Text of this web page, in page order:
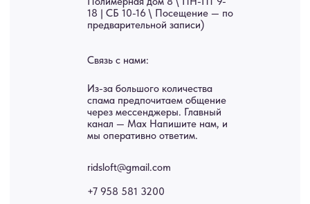
окончательные цены указываются в счете-спецификации.
• Политика обработки персональных данных
• Согласие на обработку персональных данных
Купить межкомнатные распашные двери, входные двери, амбарные
двери, раздвижные двери, подвесные двери, интерьерные картины,
Москва, Санкт-Петербург, Екатеринбург, Новосибирск, Нижний